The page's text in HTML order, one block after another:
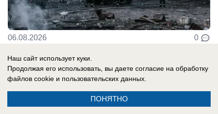
06.08.2026 0
Происшествия
Застолье с ножевыми: пенсионерка из
Тореза отправила мужа в больницу
прямо из поседелок
Наш сайт использует куки.
Продолжая его использовать, вы даете согласие на обработку
файлов cookie и пользовательских данных.
ПОНЯТНО